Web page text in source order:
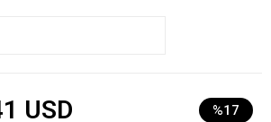
USD %17